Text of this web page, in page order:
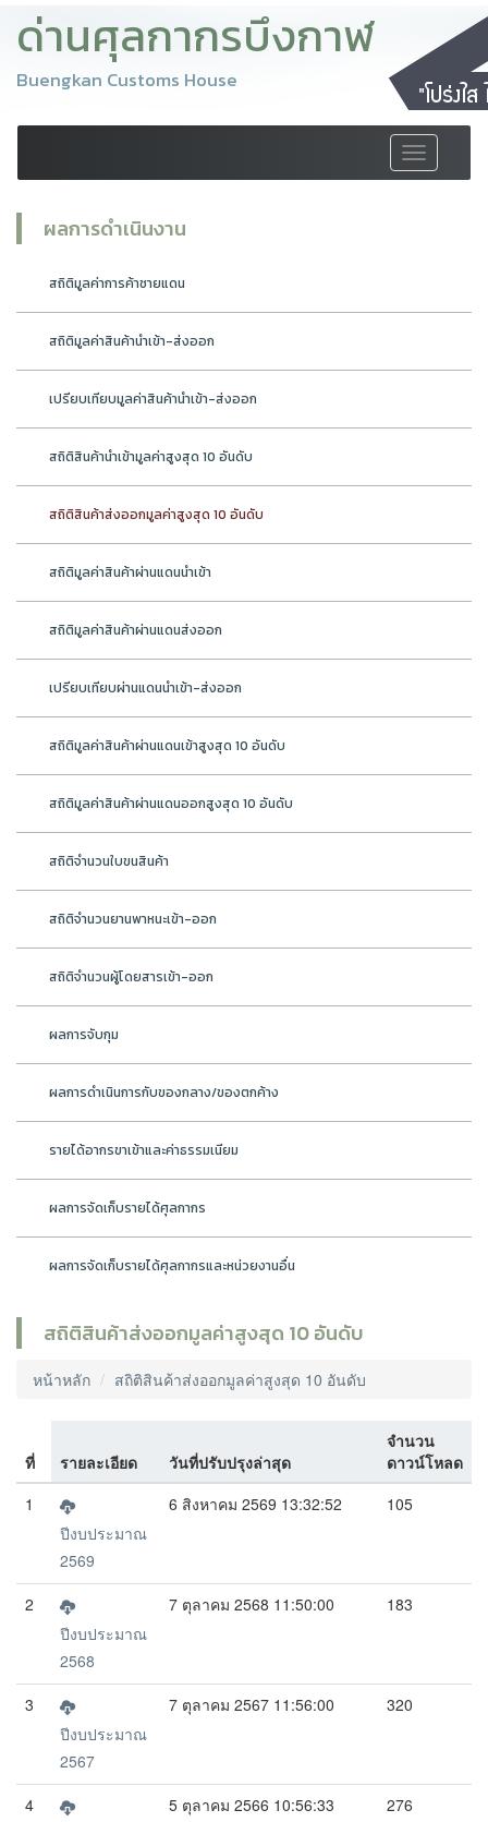
ด่านศุลกากรบึงกาฬ
Buengkan Customs House
Toggle
navigation
ผลการดำเนินงาน
สถิติมูลค่าการค้าชายแดน
สถิติมูลค่าสินค้านำเข้า-ส่งออก
เปรียบเทียบมูลค่าสินค้านำเข้า-ส่งออก
สถิติสินค้านำเข้ามูลค่าสูงสุด 10 อันดับ
สถิติสินค้าส่งออกมูลค่าสูงสุด 10 อันดับ
สถิติมูลค่าสินค้าผ่านแดนนำเข้า
สถิติมูลค่าสินค้าผ่านแดนส่งออก
เปรียบเทียบผ่านแดนนำเข้า-ส่งออก
สถิติมูลค่าสินค้าผ่านแดนเข้าสูงสุด 10 อันดับ
สถิติมูลค่าสินค้าผ่านแดนออกสูงสุด 10 อันดับ
สถิติจำนวนใบขนสินค้า
สถิติจำนวนยานพาหนะเข้า-ออก
สถิติจำนวนผู้โดยสารเข้า-ออก
ผลการจับกุม
ผลการดำเนินการกับของกลาง/ของตกค้าง
รายได้อากรขาเข้าและค่าธรรมเนียม
ผลการจัดเก็บรายได้ศุลกากร
ผลการจัดเก็บรายได้ศุลกากรและหน่วยงานอื่น
สถิติสินค้าส่งออกมูลค่าสูงสุด 10 อันดับ
หน้าหลัก สถิติสินค้าส่งออกมูลค่าสูงสุด 10 อันดับ
ที่ รายละเอียด วันที่ปรับปรุงล่าสุด
จำนวน
ดาวน์โหลด
1
ปีงบประมาณ
2569
6 สิงหาคม 2569 13:32:52 105
2
ปีงบประมาณ
2568
7 ตุลาคม 2568 11:50:00 183
3
ปีงบประมาณ
2567
7 ตุลาคม 2567 11:56:00 320
4
5 ตุลาคม 2566 10:56:33 276